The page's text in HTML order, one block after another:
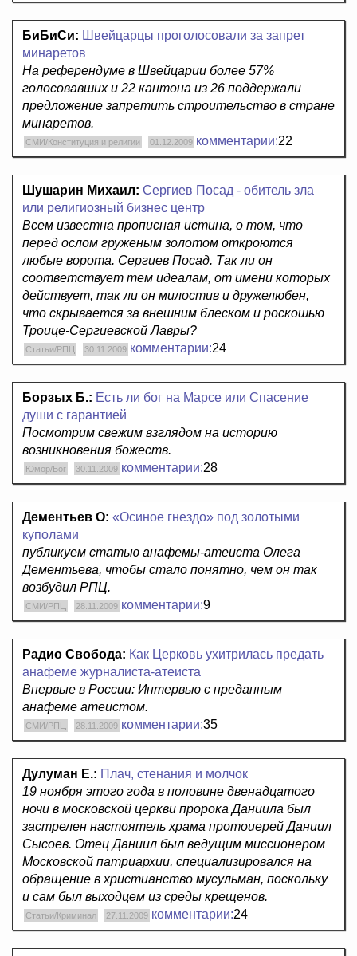
БиБиСи: Швейцарцы проголосовали за запрет
минаретов
На референдуме в Швейцарии более 57%
голосовавших и 22 кантона из 26 поддержали
предложение запретить строительство в стране
минаретов.
СМИ/Конституция и религии 01.12.2009 комментарии:22
Шушарин Михаил: Сергиев Посад - обитель зла
или религиозный бизнес центр
Всем известна прописная истина, о том, что
перед ослом груженым золотом откроются
любые ворота. Сергиев Посад. Так ли он
соответствует тем идеалам, от имени которых
действует, так ли он милостив и дружелюбен,
что скрывается за внешним блеском и роскошью
Троице-Сергиевской Лавры?
Статьи/РПЦ 30.11.2009 комментарии:24
Борзых Б.: Есть ли бог на Марсе или Спасение
души с гарантией
Посмотрим свежим взглядом на историю
возникновения божеств.
Юмор/Бог 30.11.2009 комментарии:28
Дементьев О: «Осиное гнездо» под золотыми
куполами
публикуем статью анафемы-атеиста Олега
Дементьева, чтобы стало понятно, чем он так
возбудил РПЦ.
СМИ/РПЦ 28.11.2009 комментарии:9
Радио Свобода: Как Церковь ухитрилась предать
анафеме журналиста-атеиста
Впервые в России: Интервью с преданным
анафеме атеистом.
СМИ/РПЦ 28.11.2009 комментарии:35
Дулуман Е.: Плач, стенания и молчок
19 ноября этого года в половине двенадцатого
ночи в московской церкви пророка Даниила был
застрелен настоятель храма протоиерей Даниил
Сысоев. Отец Даниил был ведущим миссионером
Московской патриархии, специализировался на
обращение в христианство мусульман, поскольку
и сам был выходцем из среды крещенов.
Статьи/Криминал 27.11.2009 комментарии:24